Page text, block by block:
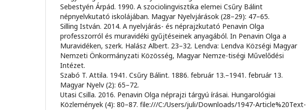
Sebestyén Árpád. 1990. A szociolingvisztika elemei Csűry Bálint
népnyelvkutató iskolájában. Magyar Nyelvjárások (28–29): 47–65.
Silling István. 2014. A nyelvjárás- és néprajzkutató Penavin Olga
professzorról és muravidéki gyűjtéseinek anyagából. In Penavin Olga a
Muravidéken, szerk. Halász Albert. 23–32. Lendva: Lendva Községi Magyar
Nemzeti Önkormányzati Közösség, Magyar Nemze-tiségi Művelődési
Intézet.
Szabó T. Attila. 1941. Csűry Bálint. 1886. február 13.–1941. február 13.
Magyar Nyelv (2): 65–72.
Utasi Csilla. 2016. Penavin Olga néprajzi tárgyú írásai. Hungarológiai
Közlemények (4): 80–87. file:///C:/Users/juli/Downloads/1947-Article%20Text-